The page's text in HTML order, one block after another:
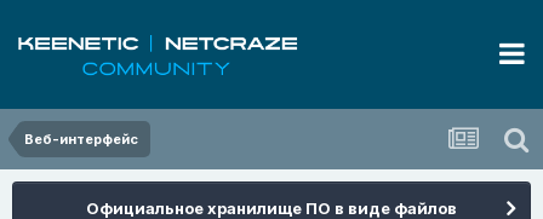
Веб-интерфейс
Официальное хранилище ПО в виде файлов